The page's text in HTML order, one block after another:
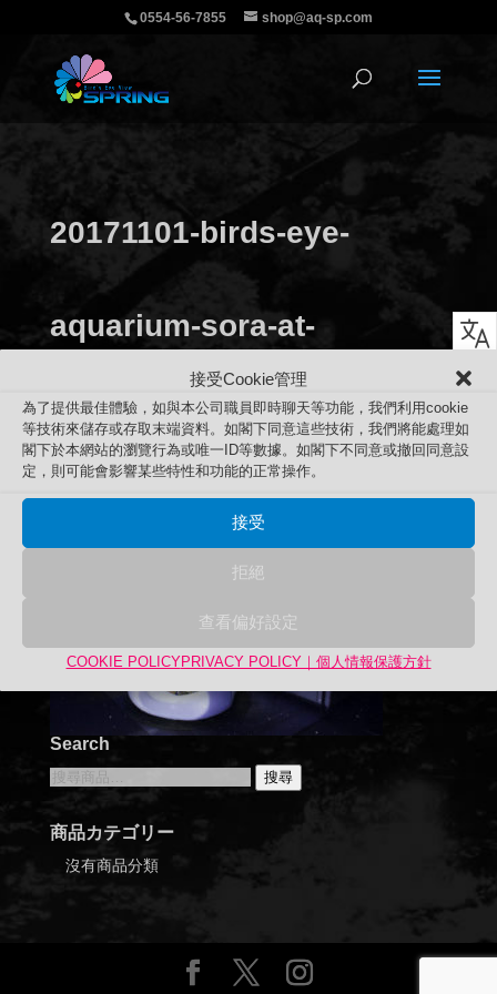
接受Cookie管理
為了提供最佳體驗，如與本公司職員即時聊天等功能，我們利用cookie
等技術來儲存或存取末端資料。如閣下同意這些技術，我們將能處理如
閣下於本網站的瀏覽行為或唯一ID等數據。如閣下不同意或撤回同意設
定，則可能會影響某些特性和功能的正常操作。
接受
拒絕
查看偏好設定
COOKIE POLICYPRIVACY POLICY｜個人情報保護方針
0554-56-7855 shop@aq-sp.com
20171101-birds-eye-
aquarium-sora-at-
makuake
Search
搜
關
字:
搜尋
商品カテゴリー
沒有商品分類